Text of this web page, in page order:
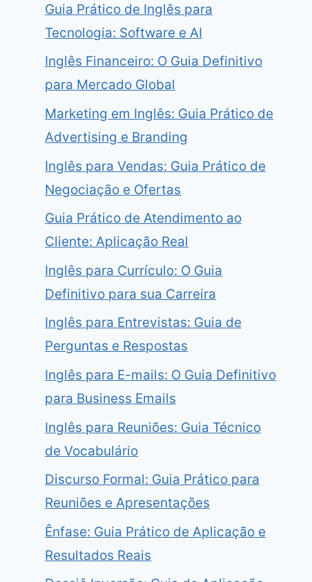
Guia Prático de Inglês para
Tecnologia: Software e AI
Inglês Financeiro: O Guia Definitivo
para Mercado Global
Marketing em Inglês: Guia Prático de
Advertising e Branding
Inglês para Vendas: Guia Prático de
Negociação e Ofertas
Guia Prático de Atendimento ao
Cliente: Aplicação Real
Inglês para Currículo: O Guia
Definitivo para sua Carreira
Inglês para Entrevistas: Guia de
Perguntas e Respostas
Inglês para E-mails: O Guia Definitivo
para Business Emails
Inglês para Reuniões: Guia Técnico
de Vocabulário
Discurso Formal: Guia Prático para
Reuniões e Apresentações
Ênfase: Guia Prático de Aplicação e
Resultados Reais